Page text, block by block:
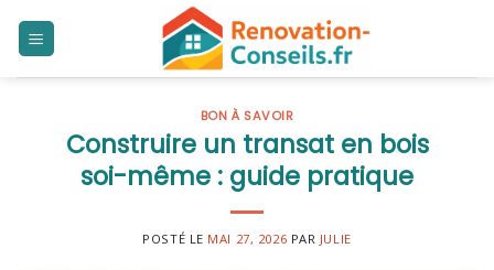
BON À SAVOIR
Construire un transat en bois
soi-même : guide pratique
POSTÉ LE MAI 27, 2026 PAR JULIE